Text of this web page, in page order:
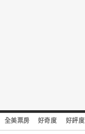
全美票房 好奇度 好評度